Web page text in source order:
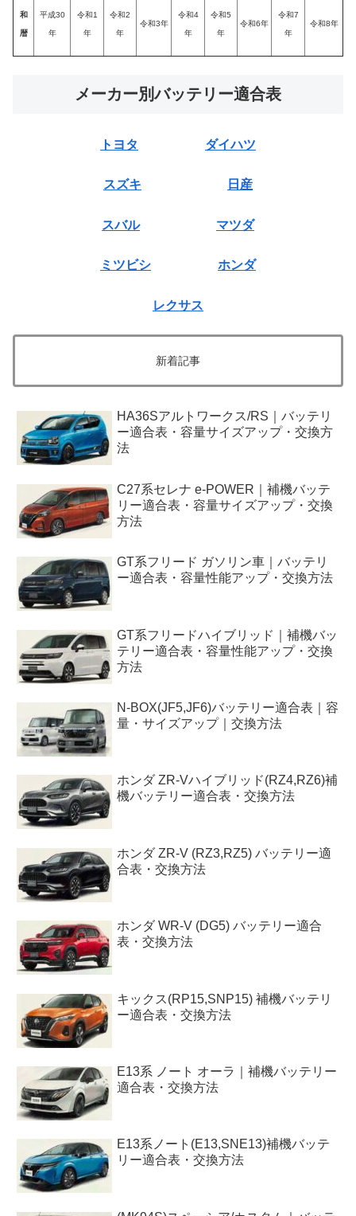
和
暦
平成30
年
令和1
年
令和2
年
令和3年
令和4
年
令和5
年
令和6年
令和7
年
令和8年
メーカー別バッテリー適合表
トヨタ ダイハツ
スズキ 日産
スバル マツダ
ミツビシ ホンダ
レクサス
新着記事
HA36Sアルトワークス/RS｜バッテリ
ー適合表・容量サイズアップ・交換方
法
C27系セレナ e-POWER｜補機バッテ
リー適合表・容量サイズアップ・交換
方法
GT系フリード ガソリン車｜バッテリ
ー適合表・容量性能アップ・交換方法
GT系フリードハイブリッド｜補機バッ
テリー適合表・容量性能アップ・交換
方法
N-BOX(JF5,JF6)バッテリー適合表｜容
量・サイズアップ｜交換方法
ホンダ ZR-Vハイブリッド(RZ4,RZ6)補
機バッテリー適合表・交換方法
ホンダ ZR-V (RZ3,RZ5) バッテリー適
合表・交換方法
ホンダ WR-V (DG5) バッテリー適合
表・交換方法
キックス(RP15,SNP15) 補機バッテリ
ー適合表・交換方法
E13系 ノート オーラ｜補機バッテリー
適合表・交換方法
E13系ノート(E13,SNE13)補機バッテ
リー適合表・交換方法